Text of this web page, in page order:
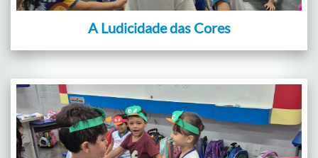
A Ludicidade das Cores